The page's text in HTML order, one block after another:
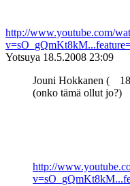
http://www.youtube.com/
Yotsuya 18.5.2008 23:09
Jouni Hokkanen (
(onko tämä ollut jo?)
http://